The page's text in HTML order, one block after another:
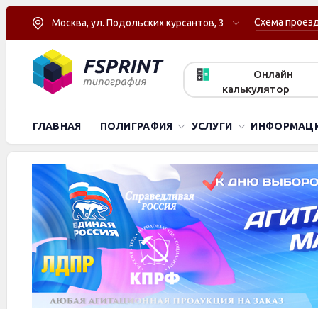
Москва, ул. Подольских курсантов, 3 Схема
Онлайн
калькулятор
ГЛАВНАЯ ПОЛИГРАФИЯ УСЛУГИ